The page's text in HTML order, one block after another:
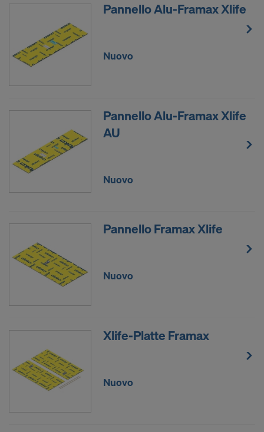
Pannello Alu-Framax Xlife
Nuovo
Pannello Alu-Framax Xlife
AU
Nuovo
Pannello Framax Xlife
Nuovo
Xlife-Platte Framax
Nuovo